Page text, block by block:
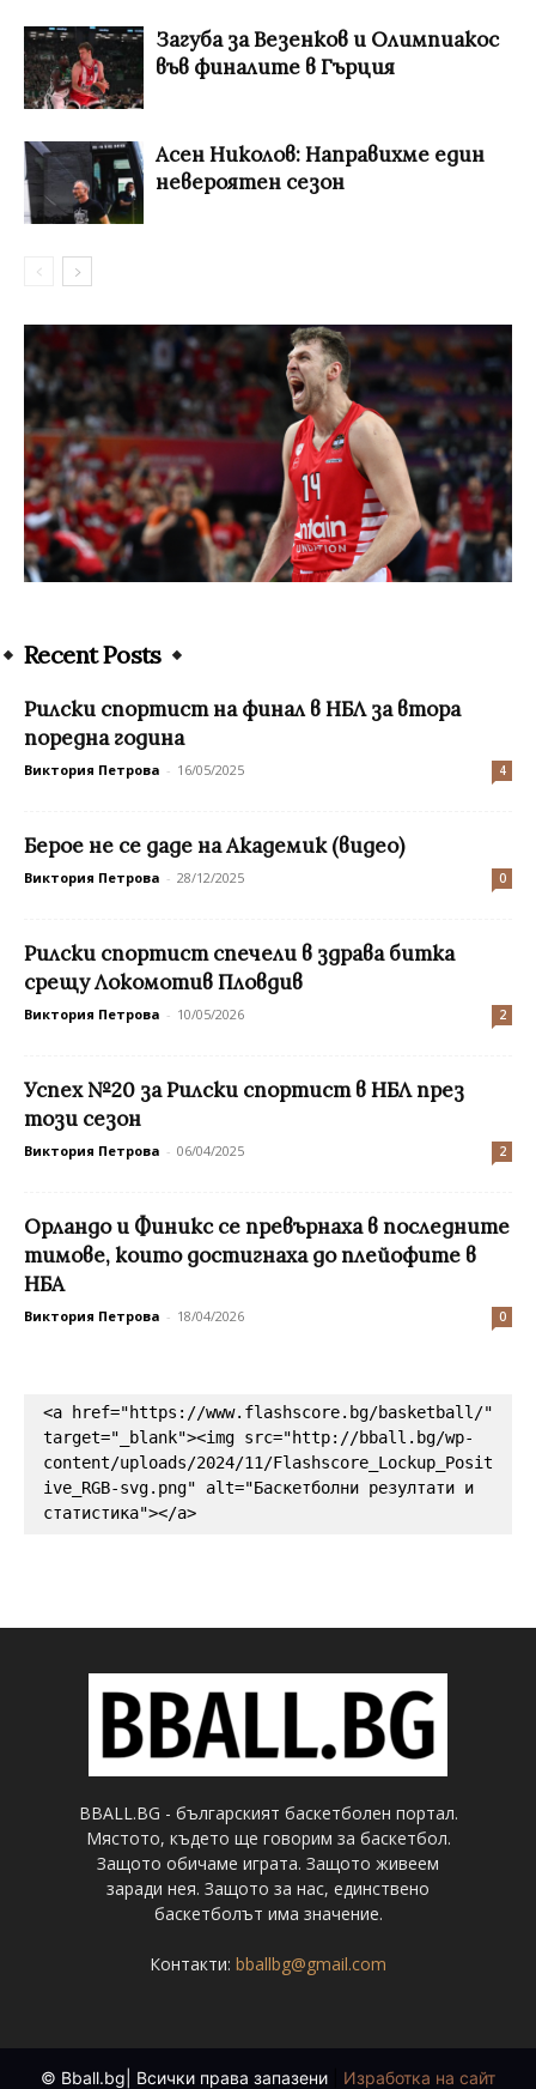
Загуба за Везенков и Олимпиакос
във финалите в Гърция
Асен Николов: Направихме един
невероятен сезон
Recent Posts
Рилски спортист на финал в НБЛ за втора
поредна година
Виктория Петрова - 16/05/2025 4
Берое не се даде на Академик (видео)
Виктория Петрова - 28/12/2025 0
Рилски спортист спечели в здрава битка
срещу Локомотив Пловдив
Виктория Петрова - 10/05/2026 2
Успех №20 за Рилски спортист в НБЛ през
този сезон
Виктория Петрова - 06/04/2025 2
Орландо и Финикс се превърнаха в последните
тимове, които достигнаха до плейофите в
НБА
Виктория Петрова - 18/04/2026 0
<a href="https://www.flashscore.bg/basketball/"
target="_blank"><img src="http://bball.bg/wp-
content/uploads/2024/11/Flashscore_Lockup_Posit
ive_RGB-svg.png" alt="Баскетболни резултати и
статистика"></a>
BBALL.BG - българският баскетболен портал.
Мястото, където ще говорим за баскетбол.
Защото обичаме играта. Защото живеем
заради нея. Защото за нас, единствено
баскетболът има значение.
Контакти: bballbg@gmail.com
© Bball.bg| Всички права запазени Изработка на сайт